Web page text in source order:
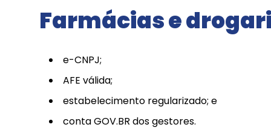
Farmácias e
e-CNPJ;
AFE válida;
estabelecimento regularizado; e
conta GOV.BR dos gestores.